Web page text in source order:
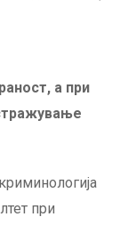
а при
при